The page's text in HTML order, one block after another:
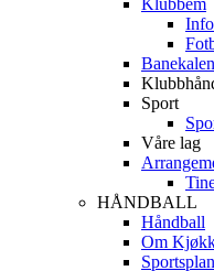
Klubbem
Sport
Våre lag
HÅNDBALL
Håndball
Om
Sportsplan